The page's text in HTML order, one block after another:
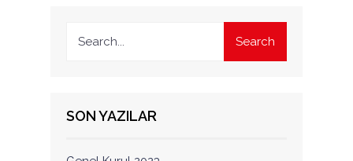
Search
SON YAZILAR